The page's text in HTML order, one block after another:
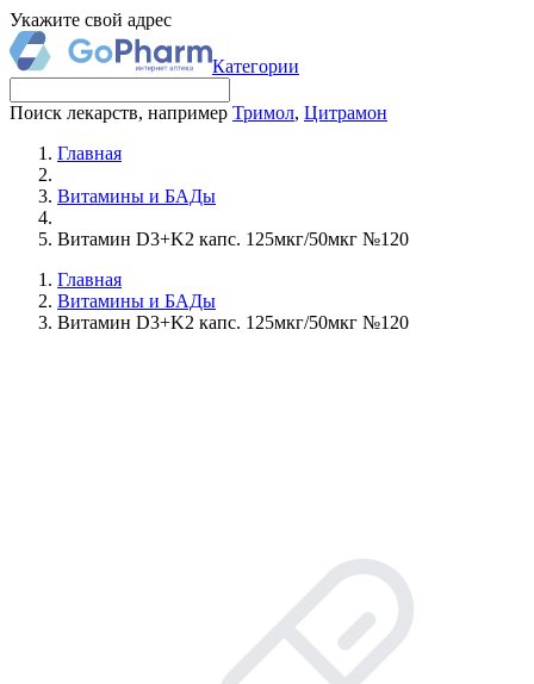
Укажите свой адрес
Категории
Поиск лекарств, например Тримол, Цитрамон
Главная
Витамины и БАДы
Витамин D3+K2 капс. 125мкг/50мкг №120
Главная
Витамины и БАДы
Витамин D3+K2 капс. 125мкг/50мкг №120